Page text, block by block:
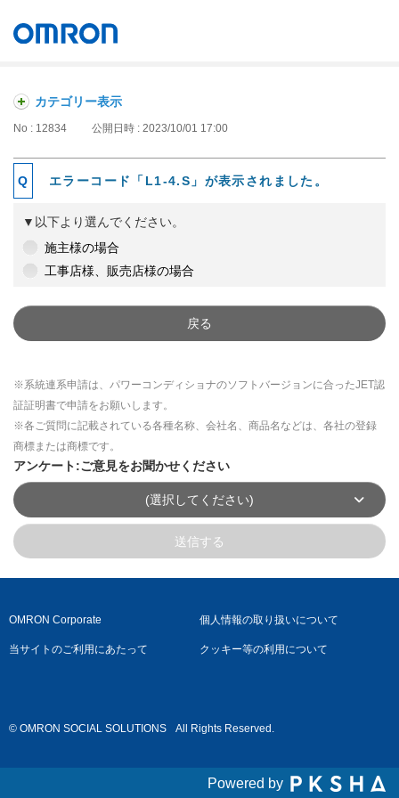
カテゴリー表示
No : 12834 公開日時 : 2023/10/01 17:00
エラーコード「L1-4.S」が表示されました。
▼以下より選んでください。
施主様の場合
工事店様、販売店様の場合
戻る
※系統連系申請は、パワーコンディショナのソフトバージョンに合ったJET認
証証明書で申請をお願いします。
※各ご質問に記載されている各種名称、会社名、商品名などは、各社の登録
商標または商標です。
アンケート:ご意見をお聞かせください
(選択してください)
送信する
OMRON Corporate 個人情報の取り扱いについて
当サイトのご利用にあたって クッキー等の利用について
© OMRON SOCIAL SOLUTIONS All Rights Reserved.
Powered by